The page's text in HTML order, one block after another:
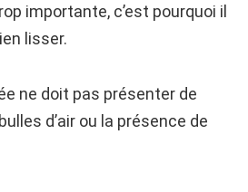
importante, c’est pourquoi il
lisser.
ne doit pas présenter de
d’air ou la présence de